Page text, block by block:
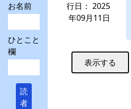
お名前
ひとこと
欄
読
者
行日： 2025
年09月11日